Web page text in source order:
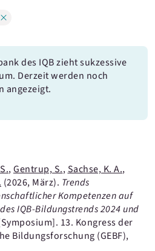
des IQB zieht sukzessive
Derzeit werden noch
angezeigt.
,Gentrup, S.,Sachse, K. A.,
(2026, März). Trends
Kompetenzen auf
IQB-Bildungstrends 2024 und
13. Kongress der
Bildungsforschung (GEBF),